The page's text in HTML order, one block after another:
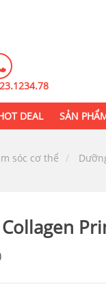
DEAL SẢN
sóc cơ thể